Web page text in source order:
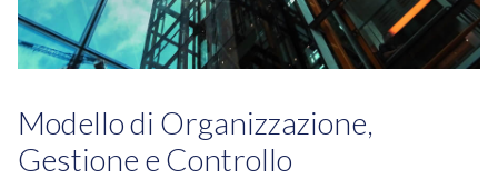
Modello di Organizzazione,
Gestione e Controllo